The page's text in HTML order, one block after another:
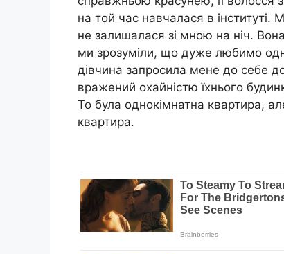
на той час навчалася в інституті.
не залишалася зі мною на ніч.
ми зрозуміли, що дуже любимо
дівчина запросила мене до себе
вражений охайністю їхнього
То була однокімнатна квартира,
квартира.